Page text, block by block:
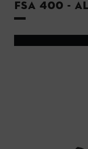
FSA 400 -